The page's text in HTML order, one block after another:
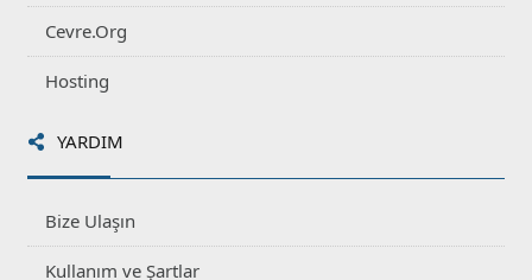
Cevre.Org
Hosting
YARDIM
Bize Ulaşın
Kullanım ve Şartlar